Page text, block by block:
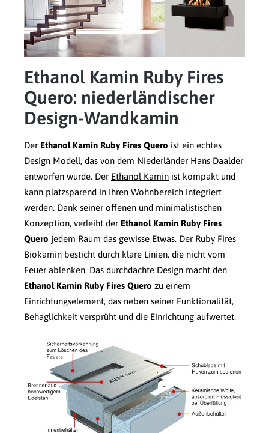
Ethanol Kamin Ruby Fires
Quero: niederländischer
Design-Wandkamin
Der Ethanol Kamin Ruby Fires Quero ist ein echtes
Design Modell, das von dem Niederländer Hans Daalder
entworfen wurde. Der Ethanol Kamin ist kompakt und
kann platzsparend in Ihren Wohnbereich integriert
werden. Dank seiner offenen und minimalistischen
Konzeption, verleiht der Ethanol Kamin Ruby Fires
Quero jedem Raum das gewisse Etwas. Der Ruby Fires
Biokamin besticht durch klare Linien, die nicht vom
Feuer ablenken. Das durchdachte Design macht den
Ethanol Kamin Ruby Fires Quero zu einem
Einrichtungselement, das neben seiner Funktionalität,
Behaglichkeit versprüht und die Einrichtung aufwertet.